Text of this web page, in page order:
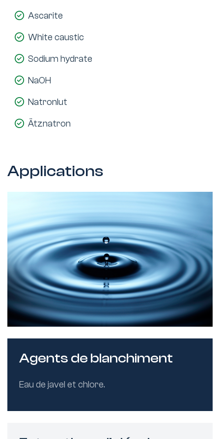
Ascarite
White caustic
Sodium hydrate
NaOH
Natronlut
Ätznatron
Applications
Agents de blanchiment
Eau de javel et chlore.